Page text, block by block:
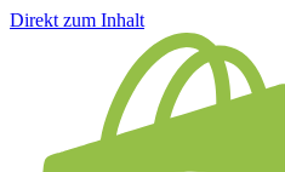
Direkt zum Inhalt